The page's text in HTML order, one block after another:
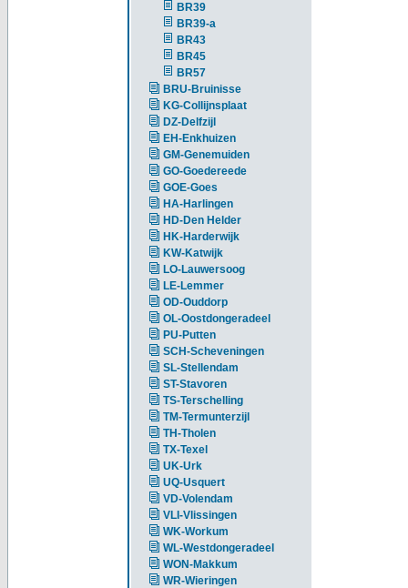
BR39
BR39-a
BR43
BR45
BR57
BRU-Bruinisse
KG-Collijnsplaat
DZ-Delfzijl
EH-Enkhuizen
GM-Genemuiden
GO-Goedereede
GOE-Goes
HA-Harlingen
HD-Den Helder
HK-Harderwijk
KW-Katwijk
LO-Lauwersoog
LE-Lemmer
OD-Ouddorp
OL-Oostdongeradeel
PU-Putten
SCH-Scheveningen
SL-Stellendam
ST-Stavoren
TS-Terschelling
TM-Termunterzijl
TH-Tholen
TX-Texel
UK-Urk
UQ-Usquert
VD-Volendam
VLI-Vlissingen
WK-Workum
WL-Westdongeradeel
WON-Makkum
WR-Wieringen